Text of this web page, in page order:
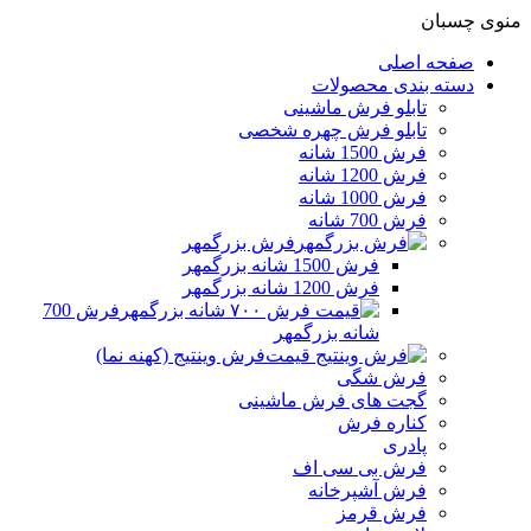
منوی چسبان
صفحه اصلی
دسته بندی محصولات
تابلو فرش ماشینی
تابلو فرش چهره شخصی
فرش 1500 شانه
فرش 1200 شانه
فرش 1000 شانه
فرش 700 شانه
فرش بزرگمهر
فرش 1500 شانه بزرگمهر
فرش 1200 شانه بزرگمهر
فرش 700
شانه بزرگمهر
فرش وینتیج (کهنه نما)
فرش شگی
گجت های فرش ماشینی
کناره فرش
پادری
فرش بی سی اف
فرش آشپرخانه
فرش قرمز